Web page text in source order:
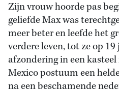
Zijn vrouw hoorde pas
geliefde Max was
meer beter en leefde het
verdere leven, tot ze op
afzondering in een kasteel
Mexico postuum een
na een beschamende